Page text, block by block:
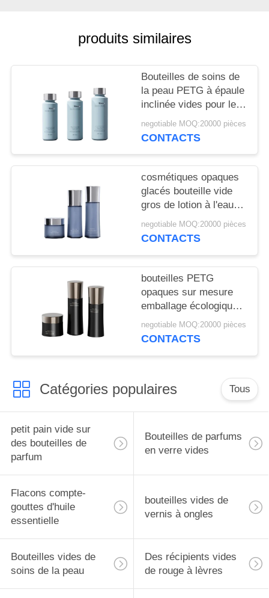
NOUVELLES
DEMANDEZ
UN
PLAN
SITE
PRIVACY
POLICY
produits similaires
Bouteilles de soins de
la peau PETG à épaule
inclinée vides pour les
marques haut de
gamme avec
20 000 MOQ
negotiable MOQ:20000 pièces
CONTACTS
cosmétiques opaques
glacés bouteille vide
gros de lotion à l'eau
crème de taille dédiée
bouteille 20 dents
negotiable MOQ:20000 pièces
CONTACTS
bouteilles PETG
opaques sur mesure
emballage écologique
de crème
negotiable MOQ:20000 pièces
CONTACTS
Catégories populaires Tous
petit pain vide sur
des bouteilles de
parfum
Bouteilles de parfums
en verre vides
Flacons compte-
gouttes d'huile
essentielle
bouteilles vides de
vernis à ongles
Bouteilles vides de
soins de la peau
Des récipients vides
de rouge à lèvres